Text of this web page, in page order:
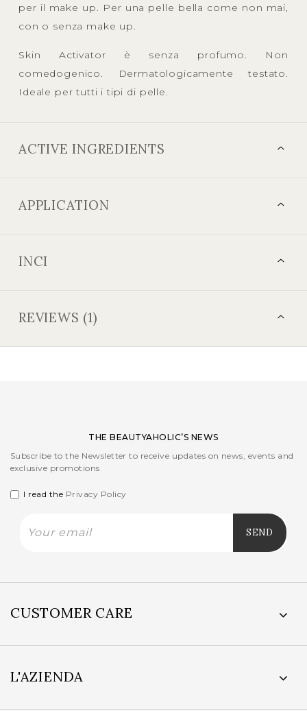
per il make up. Per una pelle bella come non mai,
con o senza make up.
Skin Activator è senza profumo. Non
comedogenico. Dermatologicamente testato.
Ideale per tutti i tipi di pelle.
ACTIVE INGREDIENTS
APPLICATION
INCI
REVIEWS (1)
THE BEAUTYAHOLIC’S NEWS
Subscribe to the Newsletter to receive updates on news, events and
exclusive promotions
I read the Privacy Policy
CUSTOMER CARE
L'AZIENDA